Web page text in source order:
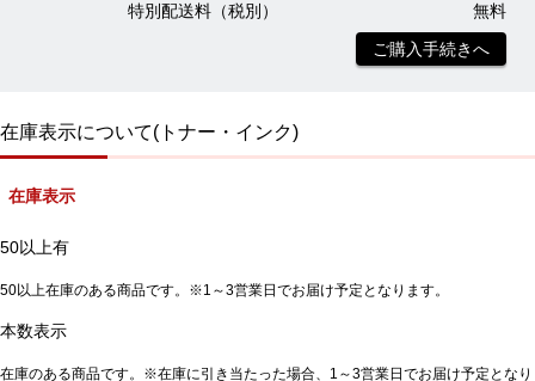
特別配送料（税別）
無料
ご購入手続きへ
在庫表示について(トナー・インク)
在庫表示
50以上有
50以上在庫のある商品です。※1～3営業日でお届け予定となります。
本数表示
在庫のある商品です。※在庫に引き当たった場合、1～3営業日でお届け予定となり